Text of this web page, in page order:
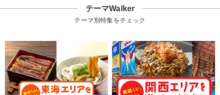
テーマWalker
テーマ別特集をチェック